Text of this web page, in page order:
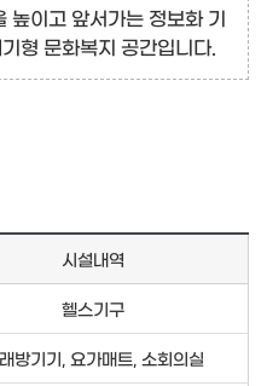
높이고 앞서가는 정보화 기
형 문화복지 공간입니다.
시설내역
헬스기구
방기기, 요가매트, 소회의실